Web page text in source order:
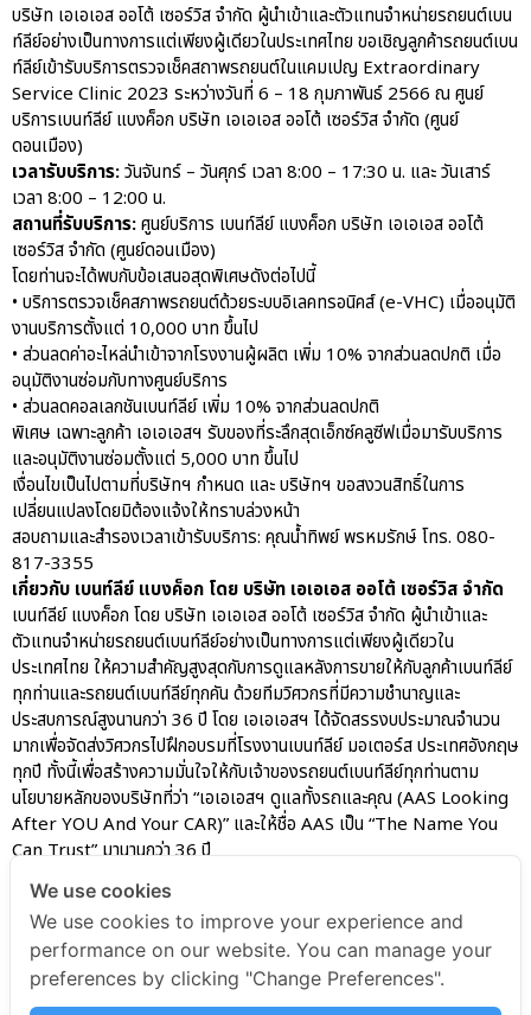
เบนท์ลีย์ มอเตอร์ส ตีความ
‘Bentley Diamond’ ใหม่ ดีไซน์
ระดับซิกเนเจอร์ในยนตรกรรม
EV รุ่นแรก พร้อมเปิดตัวกันยายน
นี้
ปอร์เช่ เอเอเอสฯ ยกประสบการณ์
Porsche สู่ Central Northville ใน
เสนอพิเศษ Mid-Year 2026
เบนท์ลีย์ แบงค็อก ส่งมอบองค์
ความรู้การขับขี่รถยนต์เบนท์ลีย์
อย่างปลอดภัยในงาน
Training 2026
Porsche Centre Pattanakarn
เชื่อมโยง Porsche Community
ผ่าน The Big Screen Speed: AAS
Motorsport Live Experience
AAS Corp
AAS Motorsport
AAS Porsche
Bentley
career
news
Porsche
บริษัท เอเอเอส ออโต้ เซอร์วิส จำกัด ผู้นำเข้าและตัวแทนจำหน่ายรถยนต์เบน
ท์ลีย์อย่างเป็นทางการแต่เพียงผู้เดียวในประเทศไทย ขอเชิญลูกค้ารถยนต์เบน
ท์ลีย์เข้ารับบริการตรวจเช็คสถาพรถยนต์ในแคมเปญ Extraordinary
Service Clinic 2023 ระหว่างวันที่ 6 – 18 กุมภาพันธ์ 2566 ณ ศูนย์
บริการเบนท์ลีย์ แบงค็อก บริษัท เอเอเอส ออโต้ เซอร์วิส จำกัด (ศูนย์
ดอนเมือง)
เวลารับบริการ:วันจันทร์ – วันศุกร์ เวลา 8:00 – 17:30 น. และ วันเสาร์
เวลา 8:00 – 12:00 น.
สถานที่รับบริการ:ศูนย์บริการ เบนท์ลีย์ แบงค็อก บริษัท เอเอเอส ออโต้
เซอร์วิส จำกัด (ศูนย์ดอนเมือง)
โดยท่านจะได้พบกับข้อเสนอสุดพิเศษดังต่อไปนี้
• บริการตรวจเช็คสภาพรถยนต์ด้วยระบบอิเลคทรอนิคส์ (e-VHC) เมื่ออนุมัติ
งานบริการตั้งแต่ 10,000 บาท ขึ้นไป
• ส่วนลดค่าอะไหล่นำเข้าจากโรงงานผู้ผลิต เพิ่ม 10% จากส่วนลดปกติ เมื่อ
อนุมัติงานซ่อมกับทางศูนย์บริการ
• ส่วนลดคอลเลกชันเบนท์ลีย์ เพิ่ม 10% จากส่วนลดปกติ
พิเศษ เฉพาะลูกค้า เอเอเอสฯ รับของที่ระลึกสุดเอ็กซ์คลูซีฟเมื่อมารับบริการ
และอนุมัติงานซ่อมตั้งแต่ 5,000 บาท ขึ้นไป
เงื่อนไขเป็นไปตามที่บริษัทฯ กำหนด และ บริษัทฯ ขอสงวนสิทธิ์ในการ
เปลี่ยนแปลงโดยมิต้องแจ้งให้ทราบล่วงหน้า
สอบถามและสำรองเวลาเข้ารับบริการ: คุณน้ำทิพย์ พรหมรักษ์ โทร. 080-
817-3355
เกี่ยวกับ เบนท์ลีย์ แบงค็อก โดย บริษัท เอเอเอส ออโต้ เซอร์วิส จำกัด
เบนท์ลีย์ แบงค็อก โดย บริษัท เอเอเอส ออโต้ เซอร์วิส จำกัด ผู้นำเข้าและ
ตัวแทนจำหน่ายรถยนต์เบนท์ลีย์อย่างเป็นทางการแต่เพียงผู้เดียวใน
ประเทศไทย ให้ความสำคัญสูงสุดกับการดูแลหลังการขายให้กับลูกค้าเบนท์ลีย์
ทุกท่านและรถยนต์เบนท์ลีย์ทุกคัน ด้วยทีมวิศวกรที่มีความชำนาญและ
ประสบการณ์สูงนานกว่า 36 ปี โดย เอเอเอสฯ ได้จัดสรรงบประมาณจำนวน
มากเพื่อจัดส่งวิศวกรไปฝึกอบรมที่โรงงานเบนท์ลีย์ มอเตอร์ส ประเทศอังกฤษ
ทุกปี ทั้งนี้เพื่อสร้างความมั่นใจให้กับเจ้าของรถยนต์เบนท์ลีย์ทุกท่านตาม
นโยบายหลักของบริษัทที่ว่า “เอเอเอสฯ ดูแลทั้งรถและคุณ (AAS Looking
After YOU And Your CAR)” และให้ชื่อ AAS เป็น “The Name You
Can Trust” มานานกว่า 36 ปี
AAS Bentley Marketing
AAS Bentley Marketing February 6, 2023 12:36 pm
We use cookies
We use cookies to improve your experience and
performance on our website. You can manage your
preferences by clicking "Change Preferences".